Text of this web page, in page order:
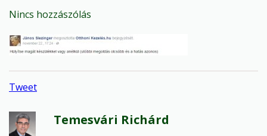
Nincs hozzászólás
Tweet
Temesvári Richárd